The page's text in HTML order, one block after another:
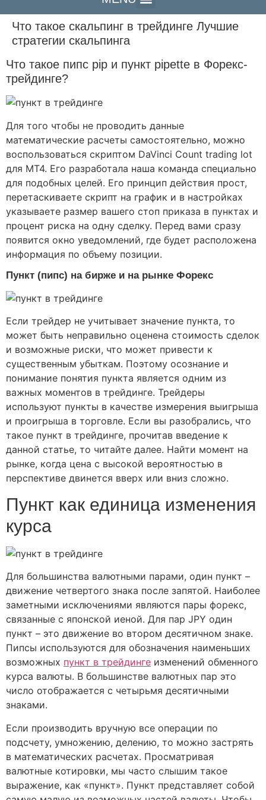
Что такое скальпинг в трейдинге Лучшие
стратегии скальпинга
Что такое пипс pip и пункт pipette в Форекс-
трейдинге?
Для того чтобы не проводить данные
математические расчеты самостоятельно, можно
воспользоваться скриптом DaVinci Count trading lot
для МТ4. Его разработала наша команда специально
для подобных целей. Его принцип действия прост,
перетаскиваете скрипт на график и в настройках
указываете размер вашего стоп приказа в пунктах и
процент риска на одну сделку. Перед вами сразу
появится окно уведомлений, где будет расположена
информация по объему позиции.
Пункт (пипс) на бирже и на рынке Форекс
Если трейдер не учитывает значение пункта, то
может быть неправильно оценена стоимость сделок
и возможные риски, что может привести к
существенным убыткам. Поэтому осознание и
понимание понятия пункта является одним из
важных моментов в трейдинге. Трейдеры
используют пункты в качестве измерения выигрыша
и проигрыша в торговле. Если вы разобрались, что
такое пункт в трейдинге, прочитав введение к
данной статье, то читайте далее. Найти момент на
рынке, когда цена с высокой вероятностью в
перспективе двинется вверх или вниз сложно.
Пункт как единица изменения
курса
Для большинства валютными парами, один пункт –
движение четвертого знака после запятой. Наиболее
заметными исключениями являются пары форекс,
связанные с японской иеной. Для пар JPY один
пункт – это движение во втором десятичном знаке.
Пипсы используются для обозначения наименьших
возможных пункт в трейдинге изменений обменного
курса валюты. В большинстве валютных пар это
число отображается с четырьмя десятичными
знаками.
Если производить вручную все операции по
подсчету, умножению, делению, то можно застрять
в математических расчетах. Просматривая
валютные котировки, мы часто слышим такое
выражение, как «пункт». Пункт представляет собой